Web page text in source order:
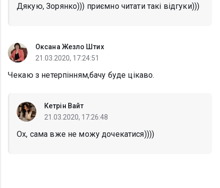
Дякую, Зорянко))) приємно читати такі відгуки)))
Оксана Жезло Штих
21.03.2020, 17:24:51
Чекаю з нетерпінням,бачу буде цікаво.
Кетрін Вайт
21.03.2020, 17:26:48
Ох, сама вже не можу дочекатися))))